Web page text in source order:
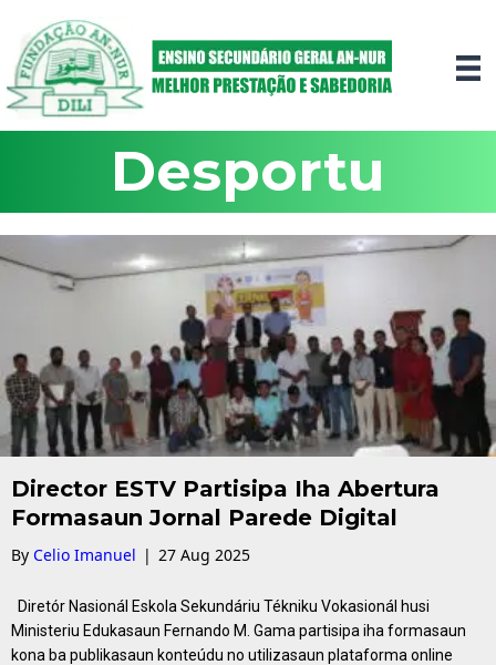
Desportu
Director ESTV Partisipa Iha Abertura
Formasaun Jornal Parede Digital
By Celio Imanuel | 27 Aug 2025
Diretór Nasionál Eskola Sekundáriu Tékniku Vokasionál husi
Ministeriu Edukasaun Fernando M. Gama partisipa iha formasaun
kona ba publikasaun konteúdu no utilizasaun plataforma online